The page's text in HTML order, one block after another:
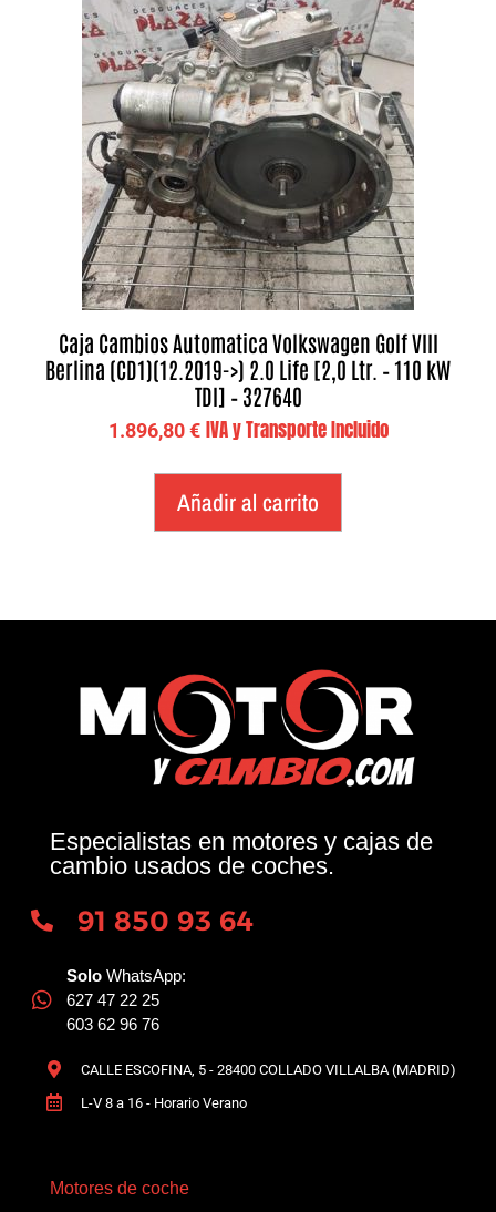
Caja Cambios Automatica Volkswagen Golf VIII
Berlina (CD1)(12.2019->) 2.0 Life [2,0 Ltr. – 110 kW
TDI] – 327640
1.896,80€ IVA y Transporte Incluido
Añadir al carrito
Especialistas en motores y cajas de
cambio usados de coches.
91 850 93 64
Solo WhatsApp:
627 47 22 25
603 62 96 76
CALLE ESCOFINA, 5 - 28400 COLLADO VILLALBA (MADRID)
L-V 8 a 16 - Horario Verano
Motores de coche